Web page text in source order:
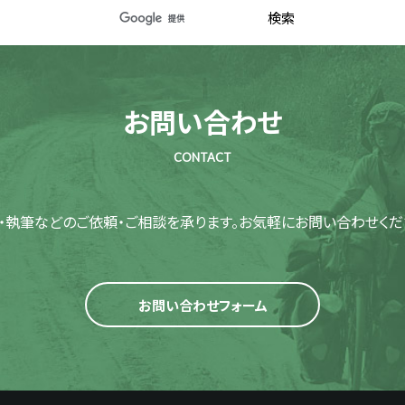
お問い合わせ
CONTACT
執筆などのご依頼・ご相談を承ります。お気軽にお問い合わせくだ
お問い合わせフォーム